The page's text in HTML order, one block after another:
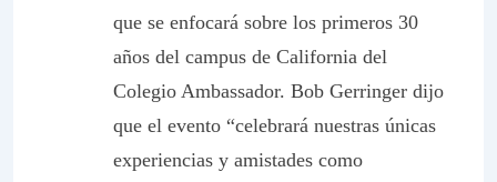
que se enfocará sobre los primeros 30
años del campus de California del
Colegio Ambassador. Bob Gerringer dijo
que el evento “celebrará nuestras únicas
experiencias y amistades como